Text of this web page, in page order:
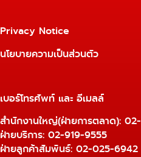
Privacy Notice
นโยบายความเป็นส่วนตัว
เบอร์โทรศัพท์ และ อีเมลล์
สำนักงานใหญ่(ฝ่ายการตลาด):
ฝ่ายบริการ: 02-919-9555
ฝ่ายลูกค้าสัมพันธ์: 02-025-6942